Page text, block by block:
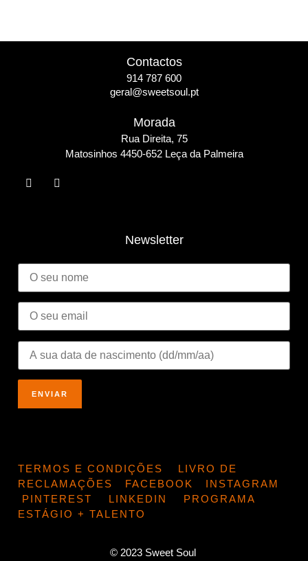
Contactos
914 787 600
geral@sweetsoul.pt
Morada
Rua Direita, 75
Matosinhos 4450-652 Leça da Palmeira
Newsletter
TERMOS E CONDIÇÕES
LIVRO DE
RECLAMAÇÕES
FACEBOOK
INSTAGRAM
PINTEREST
LINKEDIN
PROGRAMA
ESTÁGIO + TALENTO
© 2023 Sweet Soul